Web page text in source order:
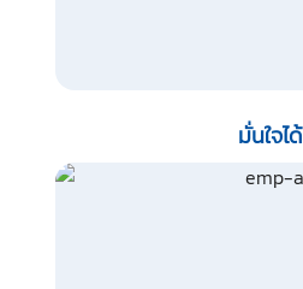
มั่นใจได้